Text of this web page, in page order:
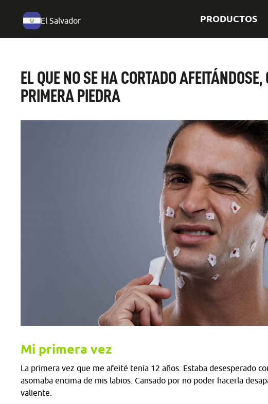
El Salvador PRODUCTOS
EL QUE NO SE HA CORTADO
PRIMERA PIEDRA
Mi primera vez
La primera vez que me afeité tenía 12 años. Estaba desesperado
asomaba encima de mis labios. Cansado por no poder hacerla
valiente.